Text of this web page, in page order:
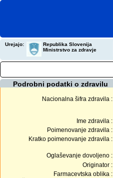
Urejajo:
Republika Slovenija
Ministrstvo za zdravje
Podrobni podatki o zdravilu
Nacionalna šifra zdravila :
Ime zdravila :
Poimenovanje zdravila :
Kratko poimenovanje zdravila :
Oglaševanje dovoljeno :
Originator :
Farmacevtska oblika :